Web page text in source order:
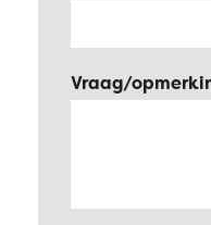
Vraag/